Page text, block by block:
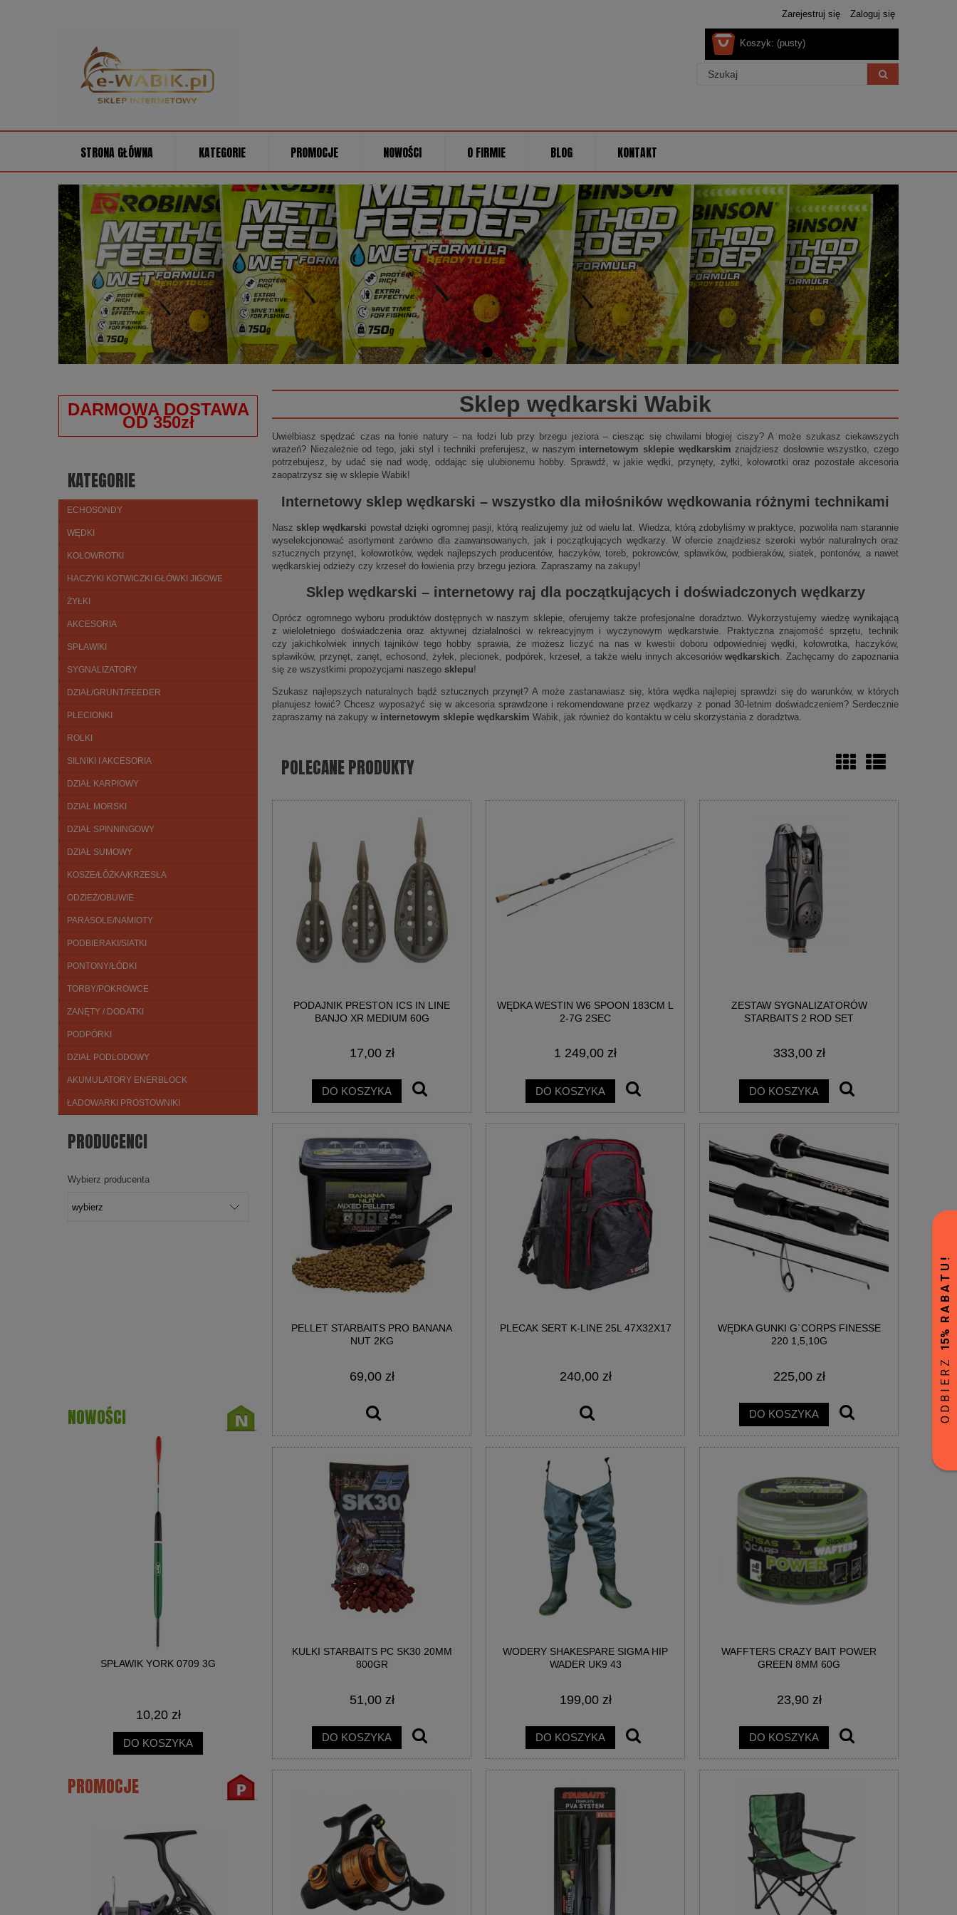
Zarejestruj się Zaloguj się
Koszyk: (pusty)
STRONA GŁÓWNA KATEGORIE PROMOCJE NOWOŚCI O FIRMIE BLOG KONTAKT
DARMOWA DOSTAWA
OD 350zł
KATEGORIE
ECHOSONDY
WĘDKI
KOŁOWROTKI
HACZYKI KOTWICZKI GŁÓWKI JIGOWE
ŻYŁKI
AKCESORIA
SPŁAWIKI
SYGNALIZATORY
DZIAŁ/GRUNT/FEEDER
PLECIONKI
ROLKI
SILNIKI I AKCESORIA
DZIAŁ KARPIOWY
DZIAŁ MORSKI
DZIAŁ SPINNINGOWY
DZIAŁ SUMOWY
KOSZE/ŁÓŻKA/KRZESŁA
ODZIEŻ/OBUWIE
PARASOLE/NAMIOTY
PODBIERAKI/SIATKI
PONTONY/ŁÓDKI
TORBY/POKROWCE
ZANĘTY / DODATKI
PODPÓRKI
DZIAŁ PODLODOWY
AKUMULATORY ENERBLOCK
ŁADOWARKI PROSTOWNIKI
PRODUCENCI
Wybierz producenta
NOWOŚCI
SPŁAWIK YORK 0709 3G
10,20 zł
DO KOSZYKA
SPŁAWIK YORK 0709 2G
DO KOSZYKA
BUTY GUMOWCE LEMIGO SUPER LEKKIE
DO KOSZYKA
BUTY GUMOWCE LEMIGO SUPER LEKKIE
DO KOSZYKA
DZWONECZEK
PROMOCJE
Sklep wędkarski Wabik
Uwielbiasz spędzać czas na łonie natury – na łodzi lub przy brzegu jeziora – ciesząc się chwilami błogiej ciszy? A może szukasz ciekawszych
wrażeń? Niezależnie od tego, jaki styl i techniki preferujesz, w naszym internetowym sklepie wędkarskim znajdziesz dosłownie wszystko, czego
potrzebujesz, by udać się nad wodę, oddając się ulubionemu hobby. Sprawdź, w jakie wędki, przynęty, żyłki, kołowrotki oraz pozostałe akcesoria
zaopatrzysz się w sklepie Wabik!
Internetowy sklep wędkarski – wszystko dla miłośników wędkowania różnymi technikami
Naszsklep wędkarski powstał dzięki ogromnej pasji, którą realizujemy już od wielu lat. Wiedza, którą zdobyliśmy w praktyce, pozwoliła nam starannie
wyselekcjonować asortyment zarówno dla zaawansowanych, jak i początkujących wędkarzy. W ofercie znajdziesz szeroki wybór naturalnych oraz
sztucznych przynęt, kołowrotków, wędek najlepszych producentów, haczyków, toreb, pokrowców, spławików, podbieraków, siatek, pontonów, a nawet
wędkarskiej odzieży czy krzeseł do łowienia przy brzegu jeziora. Zapraszamy na zakupy!
Sklep wędkarski – internetowyraj dla początkujących i doświadczonych wędkarzy
Oprócz ogromnego wyboru produktów dostępnych w naszym sklepie, oferujemy także profesjonalne doradztwo. Wykorzystujemy wiedzę wynikającą
z wieloletniego doświadczenia oraz aktywnej działalności w rekreacyjnym i wyczynowym wędkarstwie. Praktyczna znajomość sprzętu, technik
czy jakichkolwiek innych tajników tego hobby sprawia, że możesz liczyć na nas w kwestii doboru odpowiedniej wędki, kołowrotka, haczyków,
spławików, przynęt, zanęt, echosond, żyłek, plecionek, podpórek, krzeseł, a także wielu innych akcesoriówwędkarskich. Zachęcamy do zapoznania
się ze wszystkimi propozycjami naszego sklepu!
Szukasz najlepszych naturalnych bądź sztucznych przynęt? A może zastanawiasz się, która wędka najlepiej sprawdzi się do warunków, w których
planujesz łowić? Chcesz wyposażyć się w akcesoria sprawdzone i rekomendowane przez wędkarzy z ponad 30-letnim doświadczeniem? Serdecznie
zapraszamy na zakupy w internetowym sklepie wędkarskim Wabik, jak również do kontaktu w celu skorzystania z doradztwa.
POLECANE PRODUKTY
PODAJNIK PRESTON ICS IN LINE
BANJO XR MEDIUM 60G
17,00 zł
DO KOSZYKA
WĘDKA WESTIN W6 SPOON 183CM L
2-7G 2SEC
1 249,00 zł
DO KOSZYKA
ZESTAW SYGNALIZATORÓW
STARBAITS 2 ROD SET
333,00 zł
DO KOSZYKA
PELLET STARBAITS PRO BANANA
NUT 2KG
69,00 zł
PLECAK SERT K-LINE 25L 47X32X17
240,00 zł
WĘDKA GUNKI G`CORPS FINESSE
220 1,5,10G
225,00 zł
DO KOSZYKA
KULKI STARBAITS PC SK30 20MM
800GR
51,00 zł
DO KOSZYKA
WODERY SHAKESPARE SIGMA HIP
WADER UK9 43
199,00 zł
DO KOSZYKA
WAFFTERS CRAZY BAIT POWER
GREEN 8MM 60G
23,90 zł
DO KOSZYKA